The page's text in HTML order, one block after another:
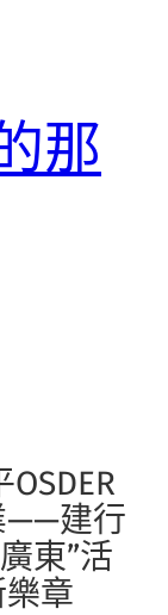
那
——建行
東”活
章